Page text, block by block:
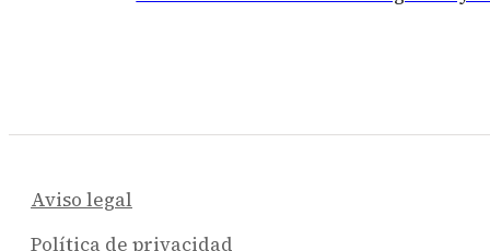
Aviso legal
Política de privacidad